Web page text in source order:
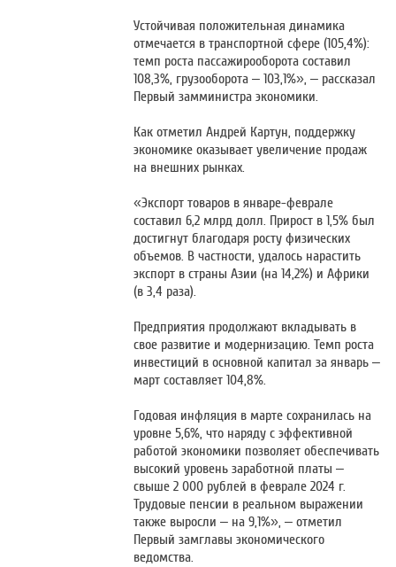
Устойчивая положительная динамика
отмечается в транспортной сфере (105,4%):
темп роста пассажирооборота составил
108,3%, грузооборота – 103,1%», – рассказал
Первый замминистра экономики.
Как отметил Андрей Картун, поддержку
экономике оказывает увеличение продаж
на внешних рынках.
«Экспорт товаров в январе-феврале
составил 6,2 млрд долл. Прирост в 1,5% был
достигнут благодаря росту физических
объемов. В частности, удалось нарастить
экспорт в страны Азии (на 14,2%) и Африки
(в 3,4 раза).
Предприятия продолжают вкладывать в
свое развитие и модернизацию. Темп роста
инвестиций в основной капитал за январь –
март составляет 104,8%.
Годовая инфляция в марте сохранилась на
уровне 5,6%, что наряду с эффективной
работой экономики позволяет обеспечивать
высокий уровень заработной платы –
свыше 2 000 рублей в феврале 2024 г.
Трудовые пенсии в реальном выражении
также выросли – на 9,1%», – отметил
Первый замглавы экономического
ведомства.